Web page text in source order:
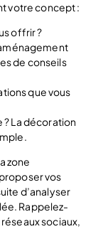
votre concept :
offrir ?
de conseils
que vous
? La décoration
zone
vos
d’analyser
Rappelez-
sociaux,